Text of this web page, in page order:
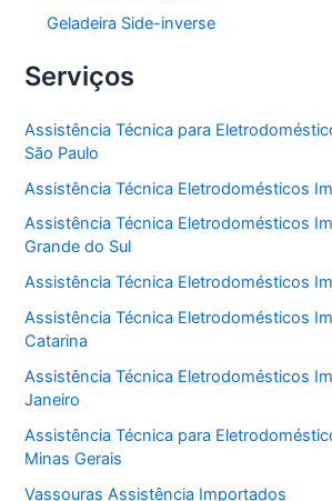
Geladeira Side-inverse
Serviços
Assistência Técnica para
São Paulo
Assistência Técnica Eletrodomésticos
Assistência Técnica Eletrodomésticos
Grande do Sul
Assistência Técnica Eletrodomésticos
Assistência Técnica Eletrodomésticos
Catarina
Assistência Técnica Eletrodomésticos
Janeiro
Assistência Técnica para
Minas Gerais
Vassouras Assistência Importados